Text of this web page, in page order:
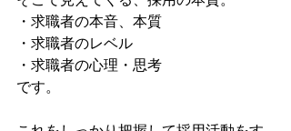
・求職者の本音、本質
・求職者のレベル
・求職者の心理・思考
です。